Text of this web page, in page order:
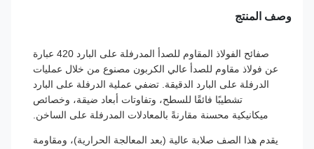
وصف المنتج
صفائح الفولاذ المقاوم للصدأ المدرفلة على البارد 420 عبارة
عن فولاذ مقاوم للصدأ عالي الكربون مصنوع من خلال عمليات
الدرفلة على البارد الدقيقة. تضفي عملية الدرفلة على البارد
تشطيبًا فائقًا للسطح، وتفاوتات أبعاد ضيقة، وخصائص
ميكانيكية محسنة مقارنةً بالمعادلات المدرفلة على الساخن.
يقدم هذا الصف صلابة عالية (بعد المعالجة الحرارية)، ومقاومة